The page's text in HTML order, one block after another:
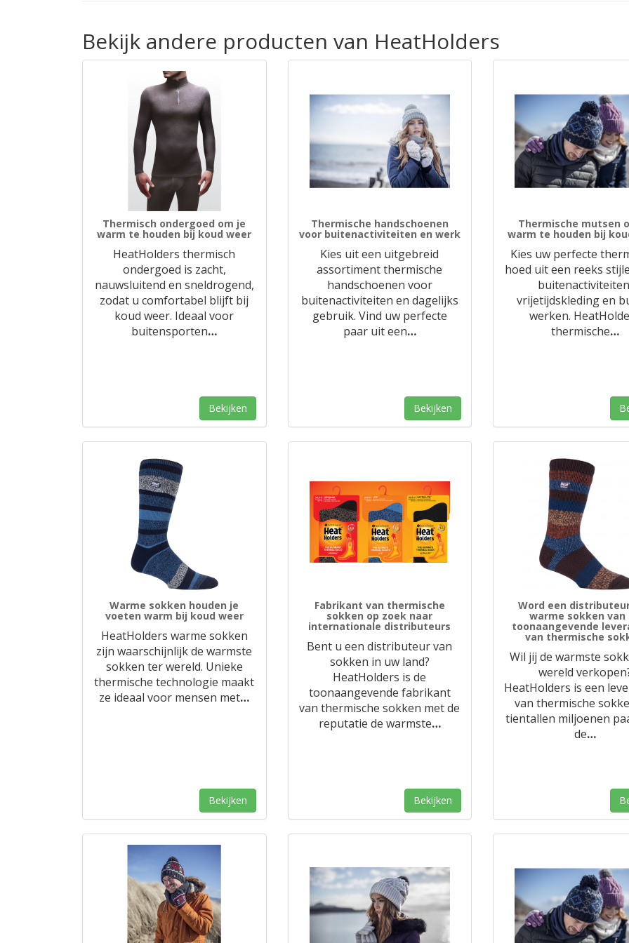
Bekijk andere producten van HeatHolders
Thermisch ondergoed om je
warm te houden bij koud weer
HeatHolders thermisch
ondergoed is zacht,
nauwsluitend en sneldrogend,
zodat u comfortabel blijft bij
koud weer. Ideaal voor
buitensporten…
Bekijken
Thermische handschoenen
voor buitenactiviteiten en werk
Kies uit een uitgebreid
assortiment thermische
handschoenen voor
buitenactiviteiten en dagelijks
gebruik. Vind uw perfecte
paar uit een…
Bekijken
Thermische mutsen
warm te houden bij
Kies uw perfecte
hoed uit een reeks
vrijetijdskleding en
werken.
thermische…
Warme sokken houden je
voeten warm bij koud weer
HeatHolders warme sokken
zijn waarschijnlijk de warmste
sokken ter wereld. Unieke
thermische technologie maakt
ze ideaal voor mensen met…
Bekijken
Fabrikant van thermische
sokken op zoek naar
internationale distributeurs
Bent u een distributeur van
sokken in uw land?
HeatHolders is de
toonaangevende fabrikant
van thermische sokken met de
reputatie de warmste…
Bekijken
Word een
warme sokken van
toonaangevende
van thermische
Wil jij de warmste
wereld
HeatHolders is een
van thermische
tientallen miljoenen
de…